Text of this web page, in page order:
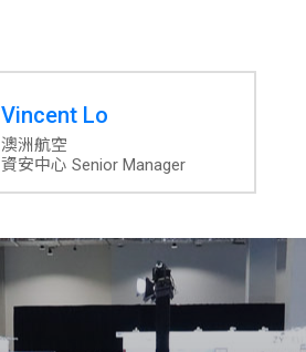
Vincent Lo
澳洲航空
資安中心 Senior Manager